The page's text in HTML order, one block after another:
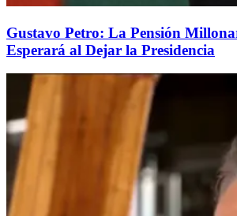
Gustavo Petro: La Pensión
Esperará al Dejar la Presidencia